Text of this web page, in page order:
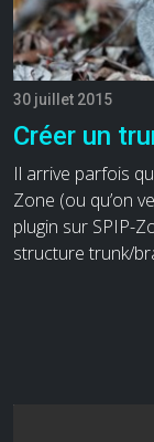
30 juillet 2015
Créer un
Il arrive parfois
Zone (ou qu’on
plugin sur SPIP-
structure trunk/